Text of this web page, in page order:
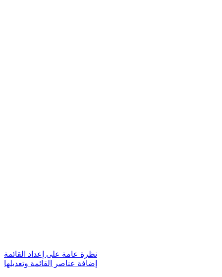
نظرة عامة على إعداد القائمة
إضافة عناصر القائمة وتعديلها